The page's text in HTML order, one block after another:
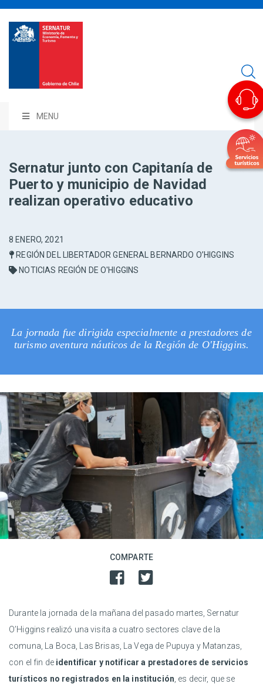
MENU
Sernatur junto con Capitanía de
Puerto y municipio de Navidad
realizan operativo educativo
8 ENERO, 2021
REGIÓN DEL LIBERTADOR GENERAL BERNARDO O’HIGGINS
NOTICIAS REGIÓN DE O'HIGGINS
La jornada fue dirigida especialmente a prestadores de
turismo aventura náuticos de la Región de O'Higgins.
COMPARTE
Durante la jornada de la mañana del pasado martes, Sernatur
O’Higgins realizó una visita a cuatro sectores clave de la
comuna, La Boca, Las Brisas, La Vega de Pupuya y Matanzas,
con el fin de identificar y notificar a prestadores de servicios
turísticos no registrados en la institución , es decir, que se